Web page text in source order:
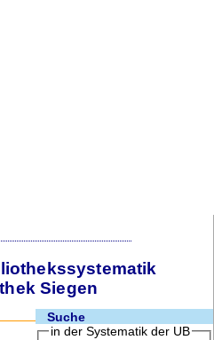
Siegen
Suche
in der Systematik der UB